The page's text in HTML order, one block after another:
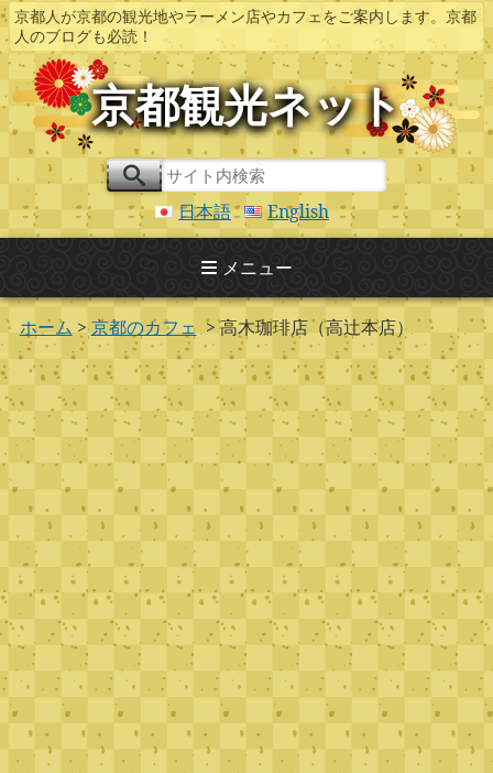
京都人が京都の観光地やラーメン店やカフェをご案内します。京都
人のブログも必読！
京都観光ネット
日本語 English
メニュー
ホーム >京都のカフェ > 高木珈琲店（高辻本店）